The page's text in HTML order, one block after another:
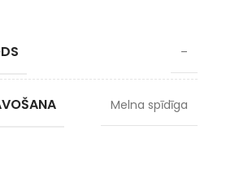
–
Melna spīdīga